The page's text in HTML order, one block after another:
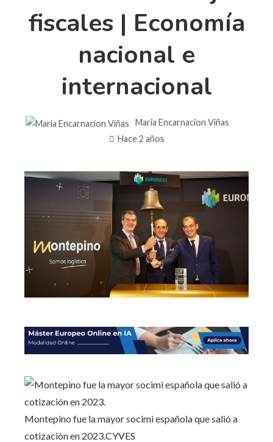
fiscales | Economía
nacional e
internacional
Maria Encarnacion Viñas
Hace 2 años
Montepino fue la mayor socimi española que salió a
cotización en 2023.CYVES